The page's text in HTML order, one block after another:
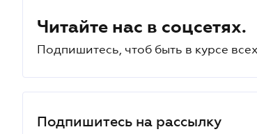
Читайте нас в соцсетях.
Подпишитесь, чтоб быть в курсе
Подпишитесь на рассылку